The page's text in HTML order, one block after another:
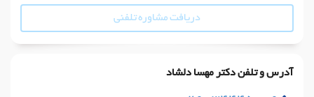
دریافت مشاوره تلفنی
آدرس و تلفن دکتر مهسا دلشاد